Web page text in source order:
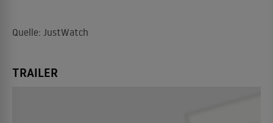
Quelle: JustWatch
TRAILER